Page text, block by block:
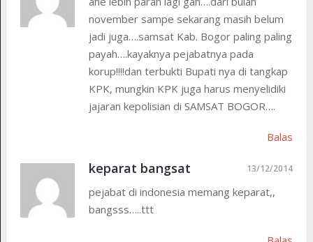
november sampe sekarang masih belum
jadi juga….samsat Kab. Bogor paling paling
payah….kayaknya pejabatnya pada
korup!!!!dan terbukti Bupati nya di tangkap
KPK, mungkin KPK juga harus menyelidiki
jajaran kepolisian di SAMSAT BOGOR….
Balas
keparat bangsat 13/12/2014
pejabat di indonesia memang keparat,,
bangsss…..ttt